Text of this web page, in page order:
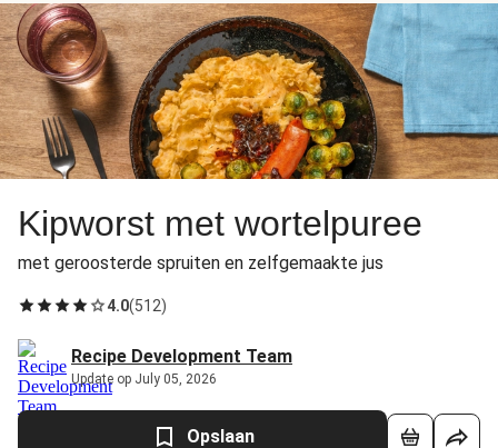
Kipworst met wortelpuree
met geroosterde spruiten en zelfgemaakte jus
4.0(512)
Recipe Development Team
Update op July 05, 2026
Opslaan